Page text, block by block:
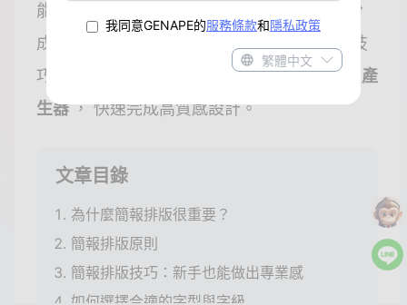
能提升專業感、引導視線、強化重點，是一份
成功簡報的靈魂。 本文將帶你了解從原則到技
巧的全攻略，並介紹如何用GenApeAI 簡報 產
生器， 快速完成高質感設計。
文章目錄
為什麼簡報排版很重要？
簡報排版原則
簡報排版技巧：新手也能做出專業感
如何選擇合適的字型與字級
我同意GENAPE的服務條款和隱私政策
繁體中文